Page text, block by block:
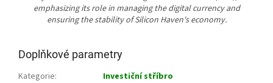
emphasizing its role in managing the digital currency and
ensuring the stability of Silicon Haven's economy.
Doplňkové parametry
Kategorie:
Investiční stříbro